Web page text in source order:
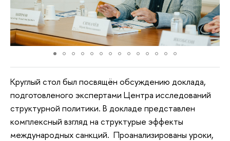
Круглый стол был посвящён обсуждению доклада,
подготовленого экспертами Центра исследований
структурной политики. В докладе представлен
комплексный взгляд на структурые эффекты
международных санкций. Проанализированы уроки,